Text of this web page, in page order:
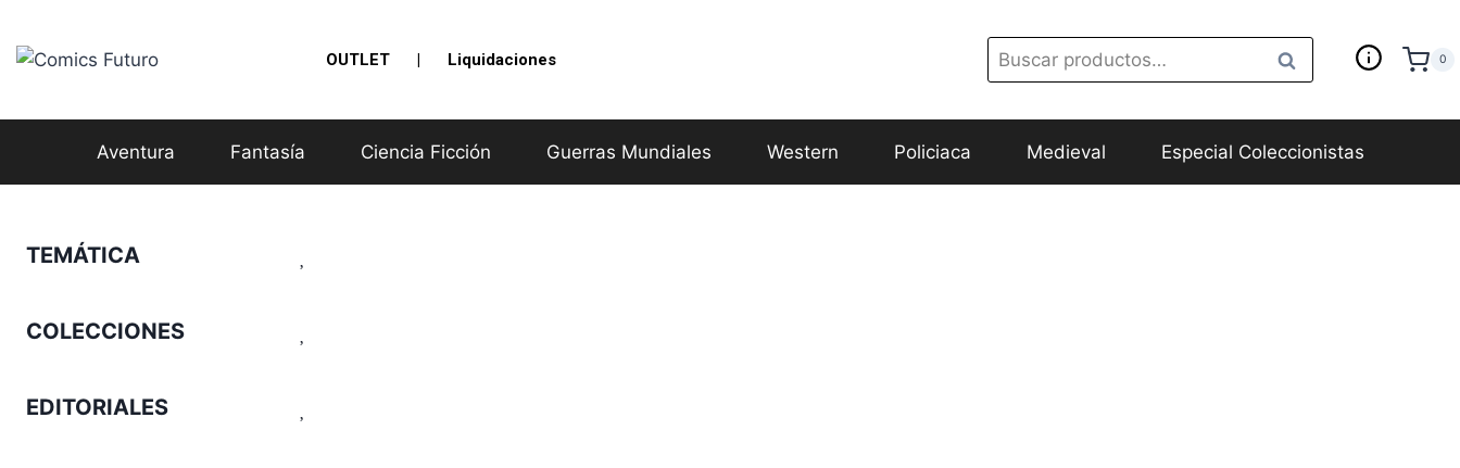
contenido
OUTLET | Liquidaciones
Buscar
por:
Buscar Learn
0
Aventura Fantasía Ciencia Ficción Guerras Mundiales Western Policiaca Medieval Especial Coleccionistas
TEMÁTICA
COLECCIONES
EDITORIALES